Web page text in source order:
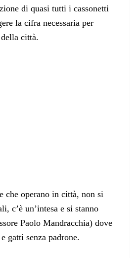
di quasi tutti i cassonetti
la cifra necessaria per
città.
che operano in città, non si
c’è un’intesa e si stanno
Paolo Mandracchia) dove
gatti senza padrone.